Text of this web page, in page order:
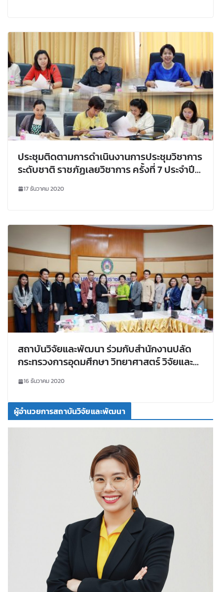
ประชุมติดตามการดำเนินงานการประชุมวิชาการ
ระดับชาติ ราชภัฏเลยวิชาการ ครั้งที่ 7 ประจำปี
พ.ศ. 2564
17 ธันวาคม 2020
สถาบันวิจัยและพัฒนา ร่วมกับสำนักงานปลัด
กระทรวงการอุดมศึกษา วิทยาศาสตร์ วิจัยและ
นวัตกรรม ประชุมหารือ “แนวทางการดำเนินงาน
หน่วยปฏิบัติการส่วนหน้าของ อว. ในการ
สนับสนุนการพัฒนาจังหวัดเพื่อขับเคลื่อนไทย
ไปด้วยกัน ประจำจังหวัดเลย”
16 ธันวาคม 2020
ผู้อำนวยการสถาบันวิจัยและพัฒนา